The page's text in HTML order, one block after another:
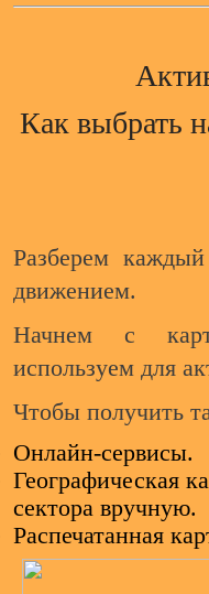
Как выбрать
Разберем
движением.
Начнем с
используем для
Чтобы получить
Онлайн-сервисы.
Географическая
сектора вручную.
Распечатанная